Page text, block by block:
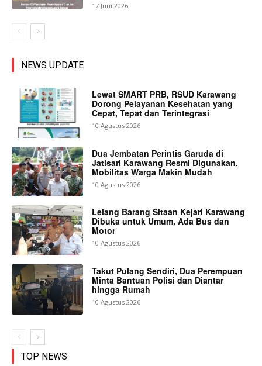
17 Juni 2026
NEWS UPDATE
Lewat SMART PRB, RSUD Karawang
Dorong Pelayanan Kesehatan yang
Cepat, Tepat dan Terintegrasi
10 Agustus 2026
Dua Jembatan Perintis Garuda di
Jatisari Karawang Resmi Digunakan,
Mobilitas Warga Makin Mudah
10 Agustus 2026
Lelang Barang Sitaan Kejari Karawang
Dibuka untuk Umum, Ada Bus dan
Motor
10 Agustus 2026
Takut Pulang Sendiri, Dua Perempuan
Minta Bantuan Polisi dan Diantar
hingga Rumah
10 Agustus 2026
TOP NEWS